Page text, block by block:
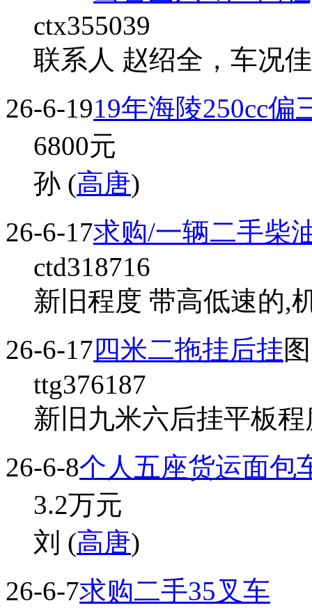
ctx355039
联系人 赵绍全，车况
26-6-1919年海陵250cc偏
6800元
孙 (高唐)
26-6-17求购/一辆二手柴
ctd318716
新旧程度 带高低速的,
26-6-17四米二拖挂后挂图
ttg376187
新旧九米六后挂平板程
26-6-8个人五座货运面包
3.2万元
刘 (高唐)
26-6-7求购二手35叉车